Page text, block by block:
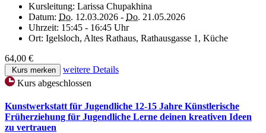
Kursleitung: Larissa Chupakhina
Datum: Do. 12.03.2026 - Do. 21.05.2026
Uhrzeit: 15:45 - 16:45 Uhr
Ort: Igelsloch, Altes Rathaus, Rathausgasse 1, Küche
64,00 €
Kurs merken
weitere Details
Kurs abgeschlossen
Kunstwerkstatt für Jugendliche 12-15 Jahre Künstlerische
Früherziehung für Jugendliche Lerne deinen kreativen Ideen
zu vertrauen